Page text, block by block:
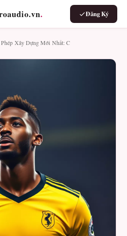
. Đăng Ký
Xây Dựng Mới Nhất: C